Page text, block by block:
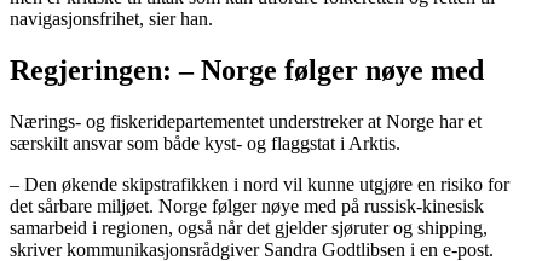
navigasjonsfrihet, sier han.
Regjeringen: – Norge følger nøye med
Nærings- og fiskeridepartementet understreker at Norge har et
særskilt ansvar som både kyst- og flaggstat i Arktis.
– Den økende skipstrafikken i nord vil kunne utgjøre en risiko for
det sårbare miljøet. Norge følger nøye med på russisk-kinesisk
samarbeid i regionen, også når det gjelder sjøruter og shipping,
skriver kommunikasjonsrådgiver Sandra Godtlibsen i en e-post.